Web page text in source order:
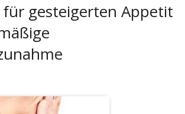
für gesteigerten Appetit